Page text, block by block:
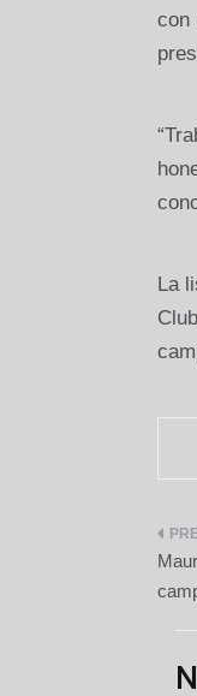
con
La
de